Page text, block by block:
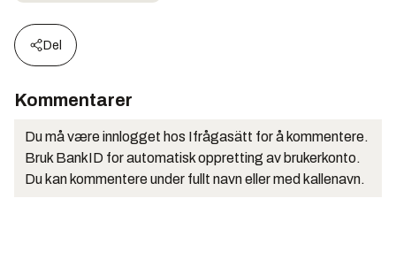
Del
Kommentarer
Du må være innlogget hos Ifrågasätt for å kommentere.
Bruk BankID for automatisk oppretting av brukerkonto.
Du kan kommentere under fullt navn eller med kallenavn.